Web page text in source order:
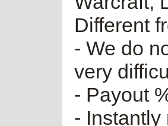
Different
- We do
very
- Payout
- Instantly